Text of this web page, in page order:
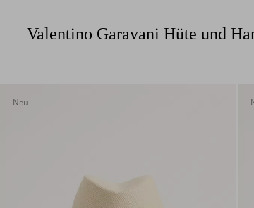
Beige
Metallic
Valentino Garavani Hüte und
Neu